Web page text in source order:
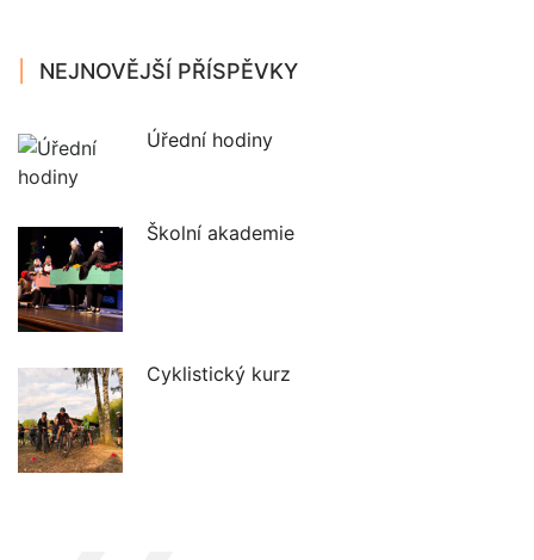
NEJNOVĚJŠÍ PŘÍSPĚVKY
Úřední hodiny
Školní akademie
Cyklistický kurz